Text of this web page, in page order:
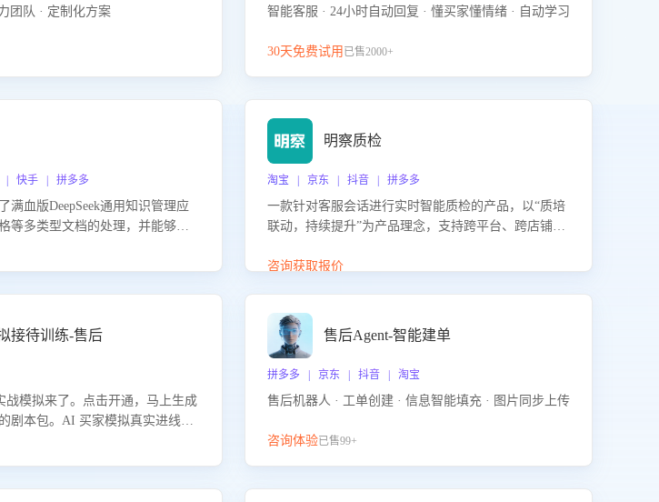
团队 · 定制化方案 智能客服 · 24小时自动回复 · 懂买家懂情绪 · 自动学习
30天免费试用 已售2000+
快手 | 拼多多
满血版DeepSeek通用知识管理应
等多类型文档的处理，并能够基
持，帮助用户高效管理和利用知
明察质检
淘宝 | 京东 | 抖音 | 拼多多
一款针对客服会话进行实时智能质检的产品，以“质培
联动，持续提升”为产品理念，支持跨平台、跨店铺的
联动，持续提升客服团队的销服能力。
咨询获取报价
接待训练-售后
战模拟来了。点击开通，马上生成
剧本包。AI 买家模拟真实进线咨
对要点，轻松提升服务能力。
售后Agent-智能建单
拼多多 | 京东 | 抖音 | 淘宝
售后机器人 · 工单创建 · 信息智能填充 · 图片同步上传
咨询体验已售99+